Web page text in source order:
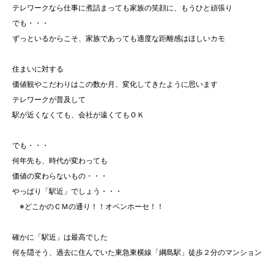
テレワークなら仕事に煮詰まっても家族の笑顔に、もうひと頑張り
でも・・・
ずっといるからこそ、家族であっても適度な距離感はほしいカモ
住まいに対する
価値観やこだわりはこの数か月、変化してきたように思います
テレワークが普及して
駅が近くなくても、会社が遠くてもＯＫ
でも・・・
何年先も、時代が変わっても
価値の変わらないもの・・・
やっぱり「駅近」でしょう・・・
※どこかのＣＭの通り！！オペンホーセ！！
確かに「駅近」は最高でした
何を隠そう、過去に住んでいた東急東横線「綱島駅」徒歩２分のマンション